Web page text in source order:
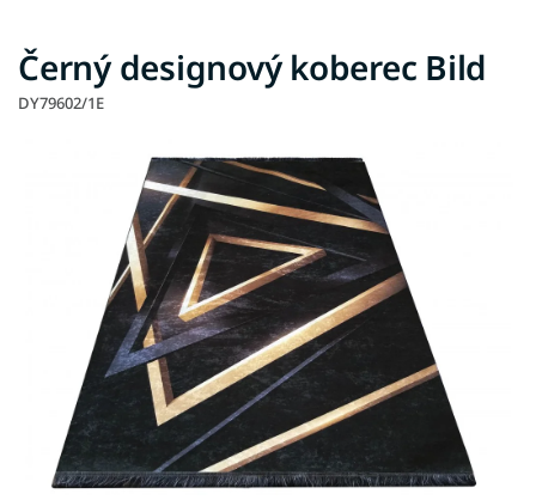
Černý designový koberec Bild
DY79602/1E